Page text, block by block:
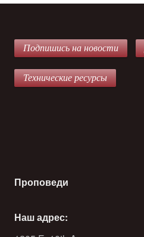
Подпишись на новости
Технические ресурсы
Проповеди
Наш адрес: